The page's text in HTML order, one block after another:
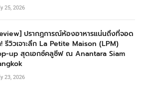
25, 2026
ปรากฏการณ์ห้องอาหารแน่นถึงที่จอด
รีวิวเจาะลึก La Petite Maison (LPM)
up สุดเอกซ์คลูซีฟ ณ Anantara Siam
23, 2026